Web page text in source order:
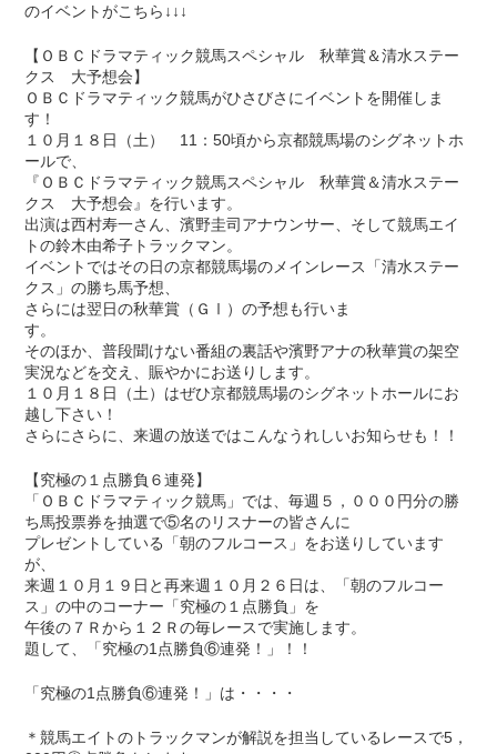
のイベントがこちら↓↓↓
【ＯＢＣドラマティック競馬スペシャル 秋華賞＆清水ステー
クス 大予想会】
ＯＢＣドラマティック競馬がひさびさにイベントを開催しま
す！
１０月１８日（土） 11：50頃から京都競馬場のシグネットホ
ールで、
『ＯＢＣドラマティック競馬スペシャル 秋華賞＆清水ステー
クス 大予想会』を行います。
出演は西村寿一さん、濱野圭司アナウンサー、そして競馬エイ
トの鈴木由希子トラックマン。
イベントではその日の京都競馬場のメインレース「清水ステー
クス」の勝ち馬予想、
さらには翌日の秋華賞（ＧⅠ）の予想も行いま
す。
そのほか、普段聞けない番組の裏話や濱野アナの秋華賞の架空
実況などを交え、賑やかにお送りします。
１０月１８日（土）はぜひ京都競馬場のシグネットホールにお
越し下さい！
さらにさらに、来週の放送ではこんなうれしいお知らせも！！
【究極の１点勝負６連発】
「ＯＢＣドラマティック競馬」では、毎週５，０００円分の勝
ち馬投票券を抽選で⑤名のリスナーの皆さんに
プレゼントしている「朝のフルコース」をお送りしています
が、
来週１０月１９日と再来週１０月２６日は、「朝のフルコー
ス」の中のコーナー「究極の１点勝負」を
午後の７Ｒから１２Ｒの毎レースで実施します。
題して、「究極の1点勝負⑥連発！」！！
「究極の1点勝負⑥連発！」は・・・・
＊競馬エイトのトラックマンが解説を担当しているレースで5，